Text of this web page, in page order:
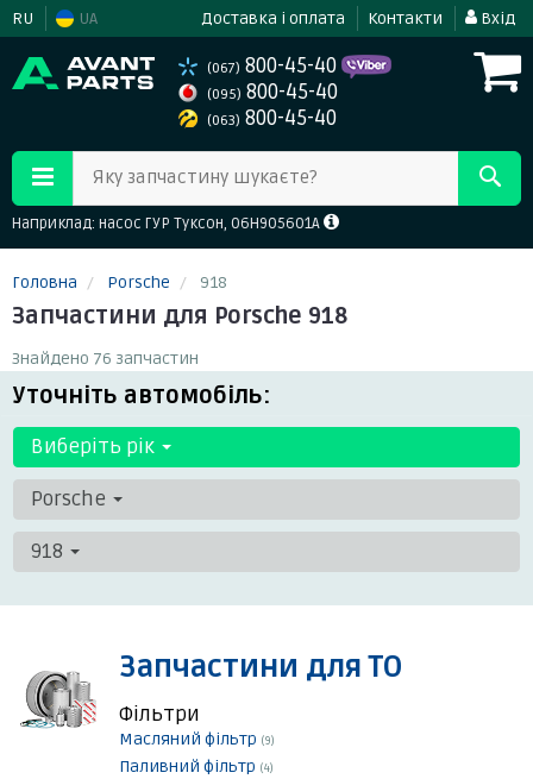
RU UA Доставка і оплата Контакти Вхід
(067) 800-45-40
(095) 800-45-40
(063) 800-45-40
Яку запчастину шукаєте?
Наприклад: насос ГУР Туксон, 06H905601A
Головна Porsche 918
Запчастини для Porsche 918
Знайдено 76 запчастин
Уточніть автомобіль:
Виберіть рік
Porsche
918
Запчастини для ТО
Фільтри
Масляний фільтр (9)
Паливний фільтр (4)